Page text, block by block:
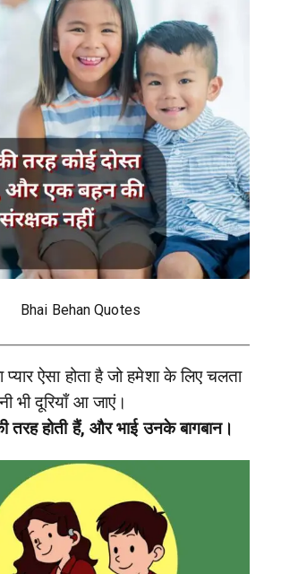
Bhai Behan Quotes
ऐसा होता है जो हमेशा के लिए चलता
भी दूरियाँ आ जाएं।
तरह होती हैं, और भाई उनके बागबान।